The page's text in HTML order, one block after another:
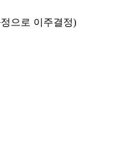
으로 이주결정)